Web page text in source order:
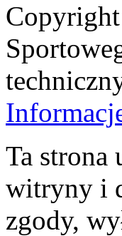
Ta strona
witryny i
zgody,